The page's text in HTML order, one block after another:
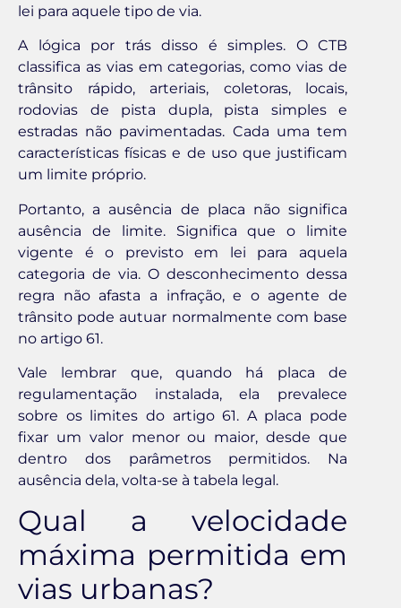
lei para aquele tipo de via.
A lógica por trás disso é simples. O CTB
classifica as vias em categorias, como vias de
trânsito rápido, arteriais, coletoras, locais,
rodovias de pista dupla, pista simples e
estradas não pavimentadas. Cada uma tem
características físicas e de uso que justificam
um limite próprio.
Portanto, a ausência de placa não significa
ausência de limite. Significa que o limite
vigente é o previsto em lei para aquela
categoria de via. O desconhecimento dessa
regra não afasta a infração, e o agente de
trânsito pode autuar normalmente com base
no artigo 61.
Vale lembrar que, quando há placa de
regulamentação instalada, ela prevalece
sobre os limites do artigo 61. A placa pode
fixar um valor menor ou maior, desde que
dentro dos parâmetros permitidos. Na
ausência dela, volta-se à tabela legal.
Qual a velocidade
máxima permitida em
vias urbanas?